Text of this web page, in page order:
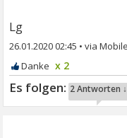
Lg
26.01.2020 02:45 •
x 2
2 Antworten ↓